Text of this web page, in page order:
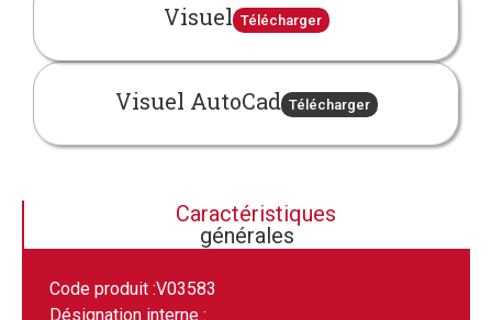
Visuel Télécharger
Visuel AutoCad Télécharger
Caractéristiques
générales
Code produit :V03583
Désignation interne :